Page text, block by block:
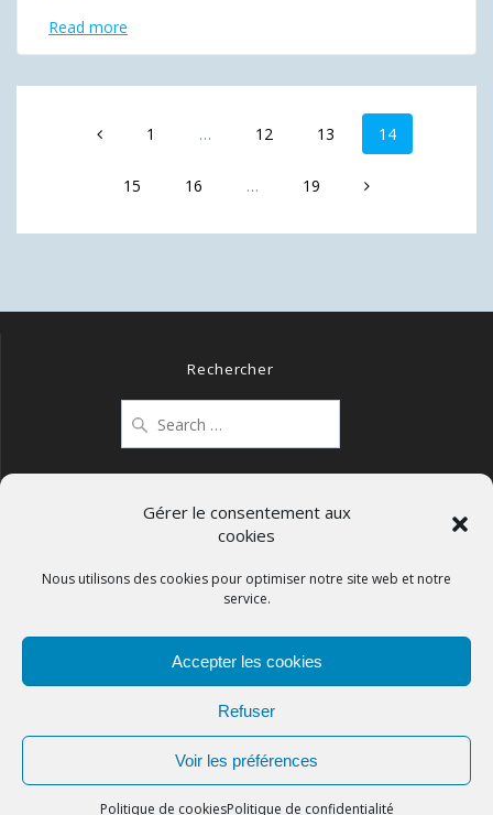
Gérer le consentement aux
cookies
Nous utilisons des cookies pour optimiser notre site web et notre
service.
Accepter les cookies
Refuser
Voir les préférences
Politique de cookiesPolitique de confidentialité
Read more
navigationPage
1 … Page
12 Page
13 Page
14
Page
15 Page
16 … Page
19
Rechercher
for:
Mentions légales
Politique de confidentialité
Politique de cookies (UE)
APCOS
© 2026